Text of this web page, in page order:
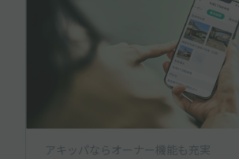
アキッパならオーナー機能も充実